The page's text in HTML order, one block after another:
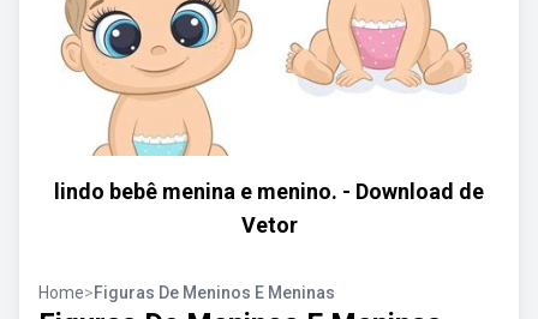
lindo bebê menina e menino. - Download de
Vetor
Home>Figuras De Meninos E Meninas